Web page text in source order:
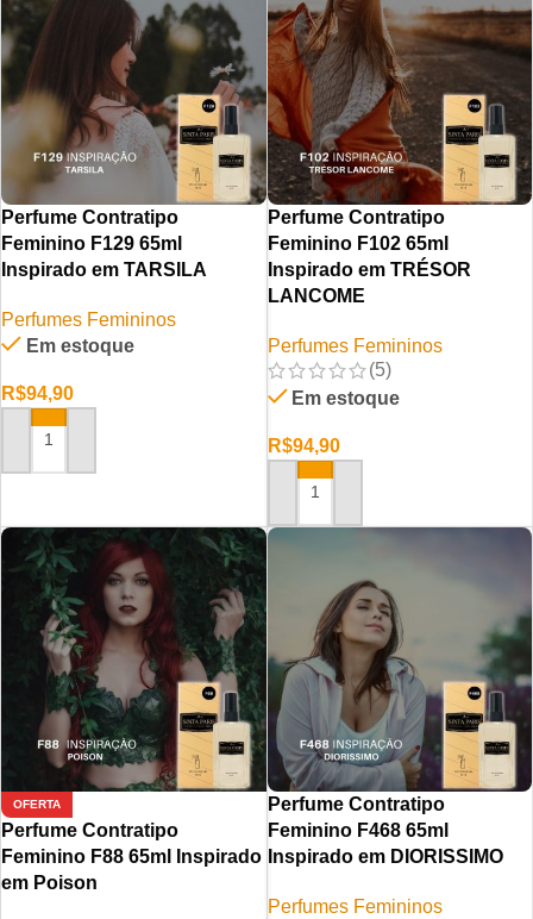
Perfume Contratipo
Feminino F129 65ml
Inspirado em TARSILA
Perfumes Femininos
Em estoque
R$94,90
ADICIONAR AO CARRINHO
Perfume Contratipo
Feminino F102 65ml
Inspirado em TRÉSOR
LANCOME
Perfumes Femininos
(5)
Em estoque
R$94,90
ADICIONAR AO CARRINHO
OFERTA
Perfume Contratipo
Feminino F88 65ml Inspirado
em Poison
Perfume Contratipo
Feminino F468 65ml
Inspirado em DIORISSIMO
Perfumes Femininos